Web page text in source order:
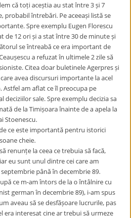
că toți aceștia au stat între 3 și 7
probabil întrebări. Pe aceeași listă se
Spre exemplu Eugen Florescu
de 12 ori și a stat între 30 de minute și
se întreabă ce era important de
a refuzat în ultimele 2 zile să
Citea doar buletinele Agerpres și
avea discursuri importante la acel
am aflat ce îl preocupa pe
deciziilor sale. Spre exemplu decizia sa
de la Timișoara înainte de a apela la
Stoenescu.
ce este importantă pentru istorici
cheie.
renunțe la ceea ce trebuia să facă,
eu sunt unul dintre cei care am
până în decembrie 89.
ce m-am întors de la o întâlnire cu
german în decembrie 89), i-am spus
aveau să se desfășoare lucrurile, pas
era interesat cine ar trebui să urmeze